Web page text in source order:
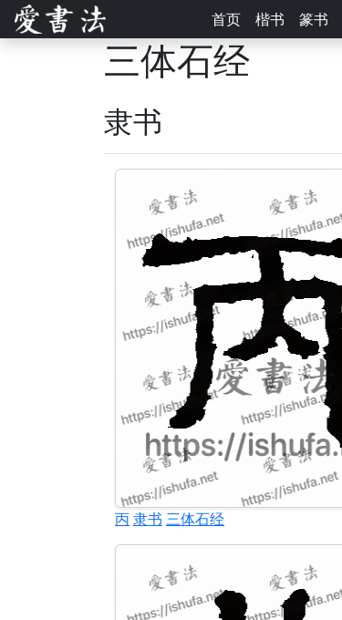
首页 楷书 篆书
三体石经
隶书
丙隶书 三体石经